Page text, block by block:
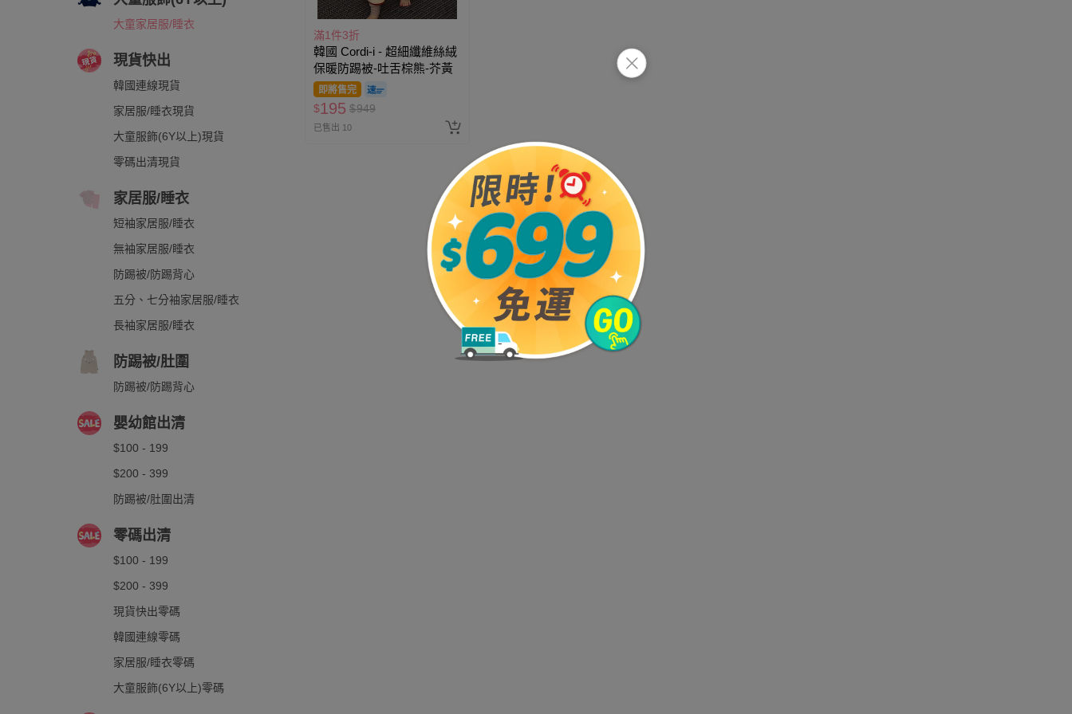
大童家居服/睡衣
現貨快出
韓國連線現貨
家居服/睡衣現貨
大童服飾(6Y以上)現貨
零碼出清現貨
家居服/睡衣
短袖家居服/睡衣
無袖家居服/睡衣
防踢被/防踢背心
五分、七分袖家居服/睡衣
長袖家居服/睡衣
防踢被/肚圍
防踢被/防踢背心
嬰幼館出清
$100 - 199
$200 - 399
防踢被/肚圍出清
零碼出清
$100 - 199
$200 - 399
現貨快出零碼
韓國連線零碼
家居服/睡衣零碼
大童服飾(6Y以上)零碼
滿1件3折
韓國 Cordi-i - 超細纖維絲絨
保暖防踢被-吐舌棕熊-芥黃
即將售完
$195 $949
已售出 10